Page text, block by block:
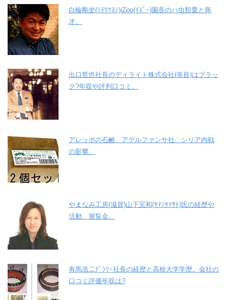
白輪剛史(ｼﾗﾜﾂﾖｼ)iZoo(ｲｽﾞｰ)園長のハ虫類愛と商
才。
出口哲也社長のディライト株式会社(奈良)はブラッ
ク?年収や評判口コミ。
アレッポの石鹸 アデルファンサ社 シリア内戦
の影響。
やまなみ工房(滋賀)山下完和(ﾔﾏｼﾀﾏｻﾄ)氏の経歴や
活動、展覧会。
有馬浩二ﾃﾞﾝｿｰ社長の経歴と高校大学学歴。会社の
口コミ評価年収は?